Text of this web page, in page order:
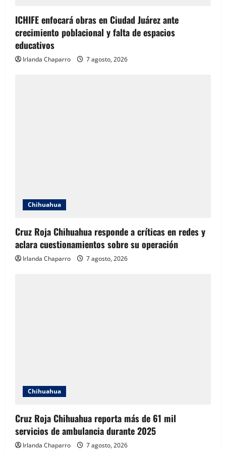
ICHIFE enfocará obras en Ciudad Juárez ante
crecimiento poblacional y falta de espacios
educativos
Irlanda Chaparro 7 agosto, 2026
Chihuahua
Cruz Roja Chihuahua responde a críticas en redes y
aclara cuestionamientos sobre su operación
Irlanda Chaparro 7 agosto, 2026
Chihuahua
Cruz Roja Chihuahua reporta más de 61 mil
servicios de ambulancia durante 2025
Irlanda Chaparro 7 agosto, 2026